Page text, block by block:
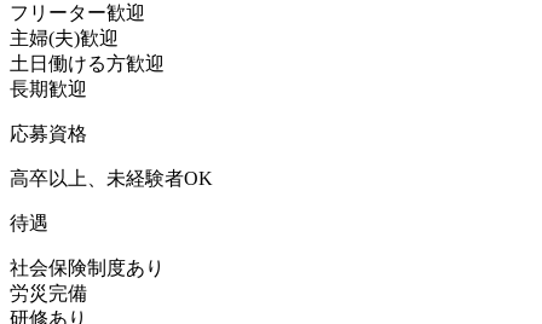
フリーター歓迎
主婦(夫)歓迎
土日働ける方歓迎
長期歓迎
応募資格
高卒以上、未経験者OK
待遇
社会保険制度あり
労災完備
研修あり